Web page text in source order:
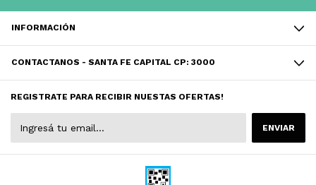
INFORMACIÓN
CONTACTANOS - SANTA FE CAPITAL CP: 3000
REGISTRATE PARA RECIBIR NUESTAS OFERTAS!